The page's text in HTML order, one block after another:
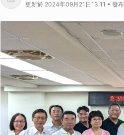
更新於 2024年09月21日13:11 • 發